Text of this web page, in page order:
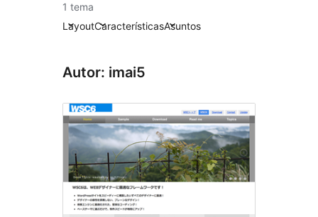
1 tema
LayoutCaracterísticasAsuntos
Autor: imai5